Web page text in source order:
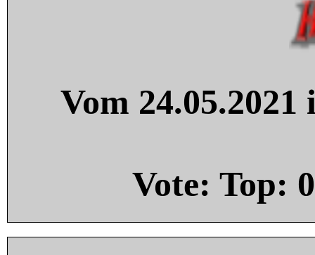
Vom
Vote: Top: 0